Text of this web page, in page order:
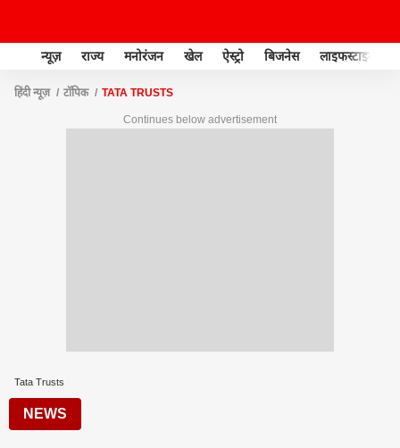
न्यूज़ राज्य मनोरंजन खेल ऐस्ट्रो बिजनेस लाइफस्टाइल
हिंदी न्यूज़ टॉपिक TATA TRUSTS
Continues below advertisement
Tata Trusts
NEWS